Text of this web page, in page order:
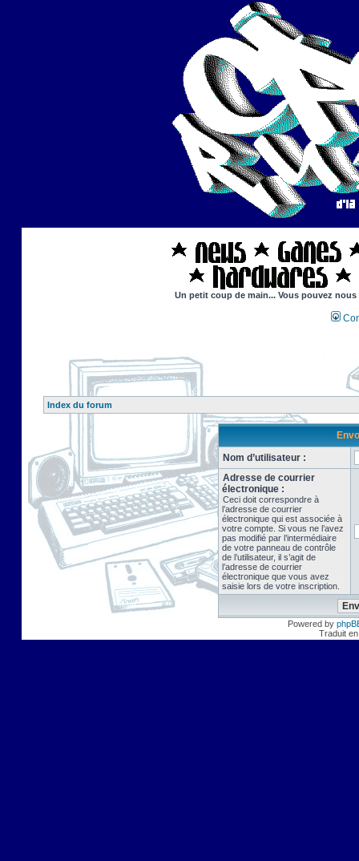
Un petit coup de main... Vous pouvez
Index du forum
Nom d’utilisateur :
Adresse de courrier
électronique :
Ceci doit correspondre à
l’adresse de courrier
électronique qui est associée à
votre compte. Si vous ne l’avez
pas modifié par l’intermédiaire
de votre panneau de contrôle
de l’utilisateur, il s’agit de
l’adresse de courrier
électronique que vous avez
saisie lors de votre inscription.
Powered by
Traduit